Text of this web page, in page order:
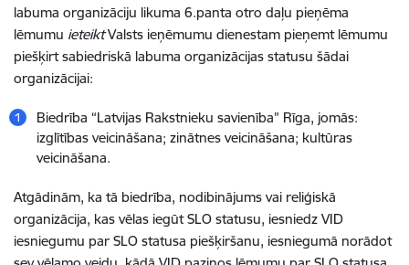
labuma organizāciju likuma 6.panta otro daļu pieņēma
lēmumu ieteiktValsts ieņēmumu dienestam pieņemt lēmumu
piešķirt sabiedriskā labuma organizācijas statusu šādai
organizācijai:
Biedrība “Latvijas Rakstnieku savienība” Rīga, jomās:
izglītības veicināšana; zinātnes veicināšana; kultūras
veicināšana.
Atgādinām, ka tā biedrība, nodibinājums vai reliģiskā
organizācija, kas vēlas iegūt SLO statusu, iesniedz VID
iesniegumu par SLO statusa piešķiršanu, iesniegumā norādot